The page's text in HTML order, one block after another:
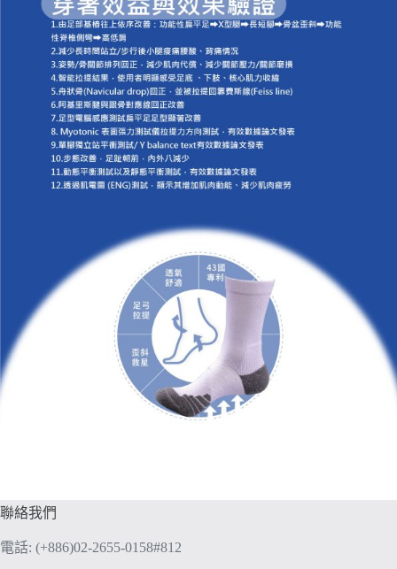
聯絡我們
電話: (+886)02-2655-0158#812